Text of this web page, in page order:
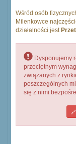
Wśród osób
Milenkowce
działalności jest
Dysponujemy
przeciętnym
związanych z
poszczególnych
się z nimi